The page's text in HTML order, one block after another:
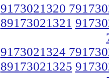
9173021320
89173021321
9173021324
89173021325